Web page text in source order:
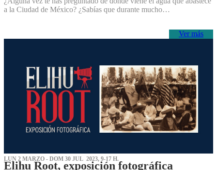
a la Ciudad de México? ¿Sabías que durante mucho…
Ver más
LUN 2 MARZO - DOM 30 JUL 2023, 9-17 H.
Elihu Root, exposición fotográfica